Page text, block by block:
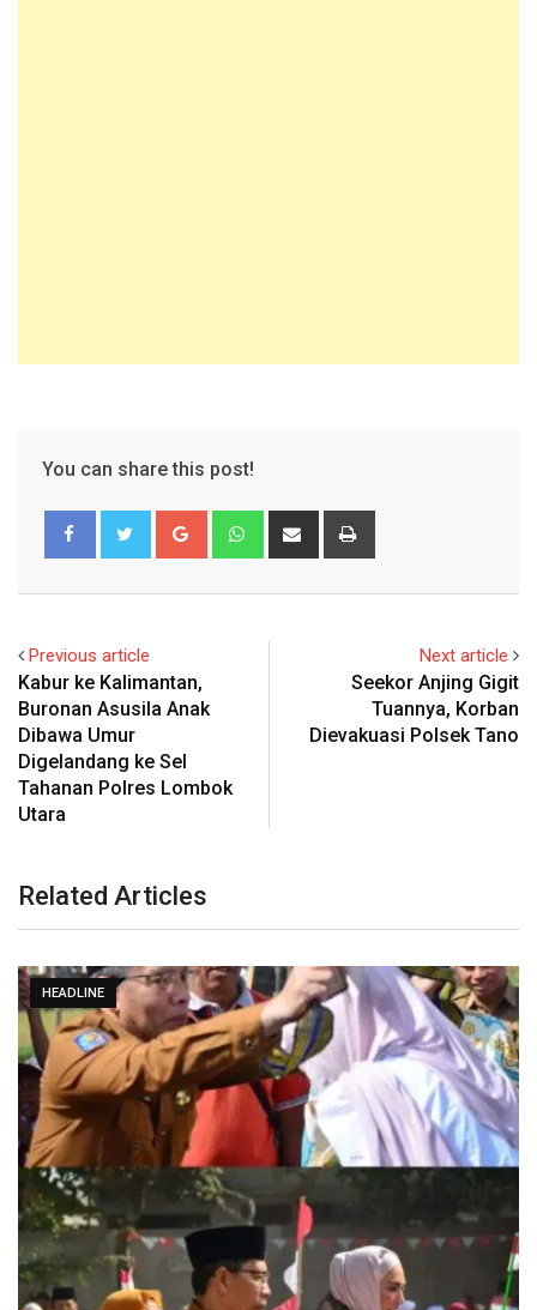
You can share this post!
Google+ WhatsappShare
Previous article
Kabur ke Kalimantan,
Buronan Asusila Anak
Dibawa Umur
Digelandang ke Sel
Tahanan Polres Lombok
Utara
Next article
Seekor Anjing Gigit
Tuannya, Korban
Dievakuasi Polsek Tano
Related Articles
HEADLINE